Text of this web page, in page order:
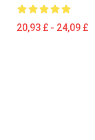
20,93 £ - 24,09 £